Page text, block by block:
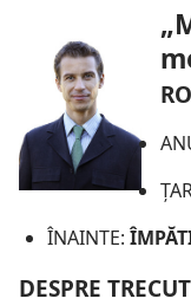
ÎNAINTE:
DESPRE